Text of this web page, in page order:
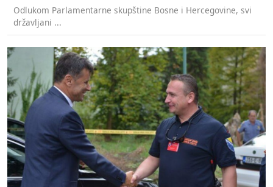
Odlukom Parlamentarne skupštine Bosne i Hercegovine, svi
državljani ...